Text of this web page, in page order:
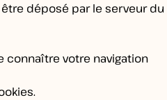
déposé par le serveur du
connaître votre navigation